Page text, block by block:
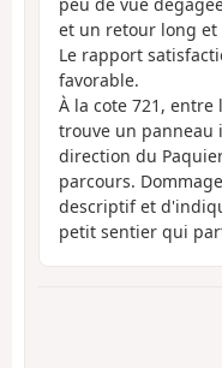
et un retour long et
Le rapport
favorable.
À la cote 721,
trouve un
direction du
parcours.
descriptif et
petit sentier qui